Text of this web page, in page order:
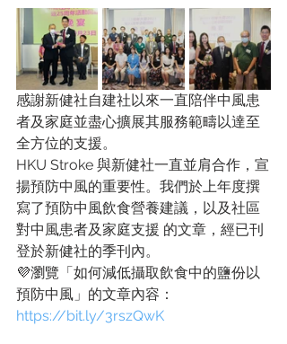
感謝新健社自建社以來一直陪伴中風患
者及家庭並盡心擴展其服務範疇以達至
全方位的支援。
HKU Stroke 與新健社一直並肩合作，宣
揚預防中風的重要性。我們於上年度撰
寫了預防中風飲食營養建議，以及社區
對中風患者及家庭支援 的文章，經已刊
登於新健社的季刊內。
💜瀏覽「如何減低攝取飲食中的鹽份以
預防中風」的文章內容：
https://bit.ly/3rszQwK